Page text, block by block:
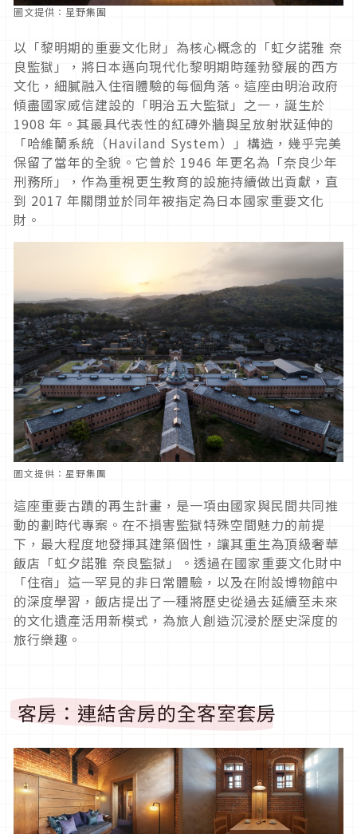
圖文提供：星野集團
以「黎明期的重要文化財」為核心概念的「虹夕諾雅 奈
良監獄」，將日本邁向現代化黎明期時蓬勃發展的西方
文化，細膩融入住宿體驗的每個角落。這座由明治政府
傾盡國家威信建設的「明治五大監獄」之一，誕生於
1908 年。其最具代表性的紅磚外牆與呈放射狀延伸的
「哈維蘭系統（Haviland System）」構造，幾乎完美
保留了當年的全貌。它曾於 1946 年更名為「奈良少年
刑務所」，作為重視更生教育的設施持續做出貢獻，直
到 2017 年關閉並於同年被指定為日本國家重要文化
財。
圖文提供：星野集團
這座重要古蹟的再生計畫，是一項由國家與民間共同推
動的劃時代專案。在不損害監獄特殊空間魅力的前提
下，最大程度地發揮其建築個性，讓其重生為頂級奢華
飯店「虹夕諾雅 奈良監獄」。透過在國家重要文化財中
「住宿」這一罕見的非日常體驗，以及在附設博物館中
的深度學習，飯店提出了一種將歷史從過去延續至未來
的文化遺產活用新模式，為旅人創造沉浸於歷史深度的
旅行樂趣。
客房：連結舍房的全客室套房